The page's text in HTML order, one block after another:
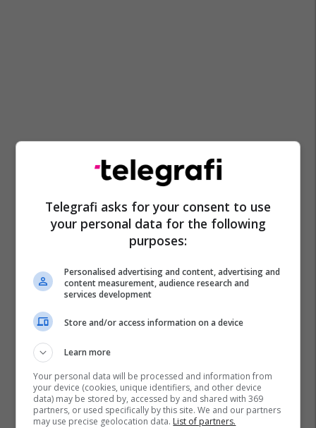
Telegrafi asks for your consent to use
your personal data for the following
purposes:
Personalised advertising and content, advertising and
content measurement, audience research and
services development
Store and/or access information on a device
Learn more
Your personal data will be processed and information from
your device (cookies, unique identifiers, and other device
data) may be stored by, accessed by and shared with 369
partners, or used specifically by this site. We and our partners
may use precise geolocation data. List of partners.